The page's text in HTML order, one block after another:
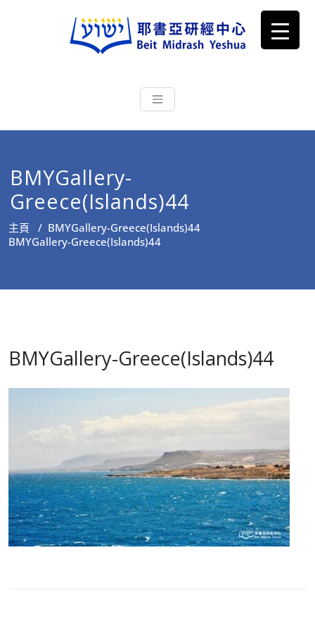
耶書亞研經中心
根源明白聖經，成為更好的門徒
BMYGallery-
Greece(Islands)44
主頁 / BMYGallery-Greece(Islands)44
BMYGallery-Greece(Islands)44
BMYGallery-Greece(Islands)44